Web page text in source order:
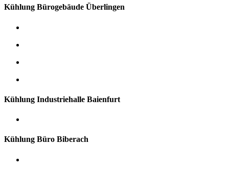
Kühlung Bürogebäude Überlingen
Kühlung Industriehalle Baienfurt
Kühlung Büro Biberach